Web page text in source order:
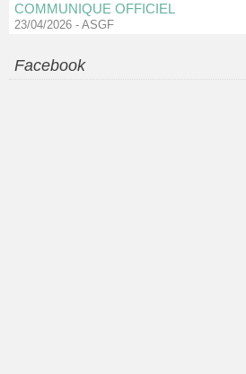
COMMUNIQUE OFFICIEL
23/04/2026 - ASGF
Facebook